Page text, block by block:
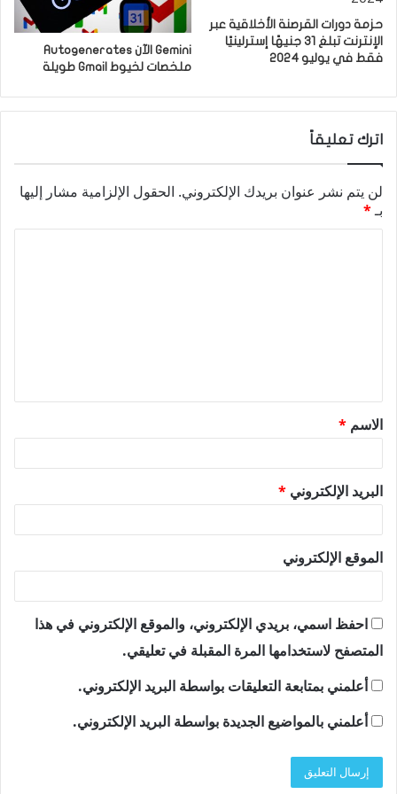
حزمة دورات القرصنة الأخلاقية عبر
الإنترنت تبلغ 31 جنيهًا إسترلينيًا
فقط في يوليو 2024
Gemini الآن Autogenerates
ملخصات لخيوط Gmail طويلة
اترك تعليقاً
لن يتم نشر عنوان بريدك الإلكتروني. الحقول الإلزامية مشار إليها
بـ*
ق
*
الاسم *
البريد الإلكتروني *
الموقع الإلكتروني
احفظ اسمي، بريدي الإلكتروني، والموقع الإلكتروني في هذا
المتصفح لاستخدامها المرة المقبلة في تعليقي.
أعلمني بمتابعة التعليقات بواسطة البريد الإلكتروني.
أعلمني بالمواضيع الجديدة بواسطة البريد الإلكتروني.